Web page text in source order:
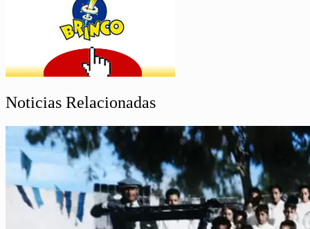
Noticias Relacionadas